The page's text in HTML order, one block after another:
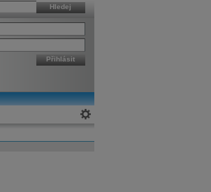
Hledej
Přihlásit